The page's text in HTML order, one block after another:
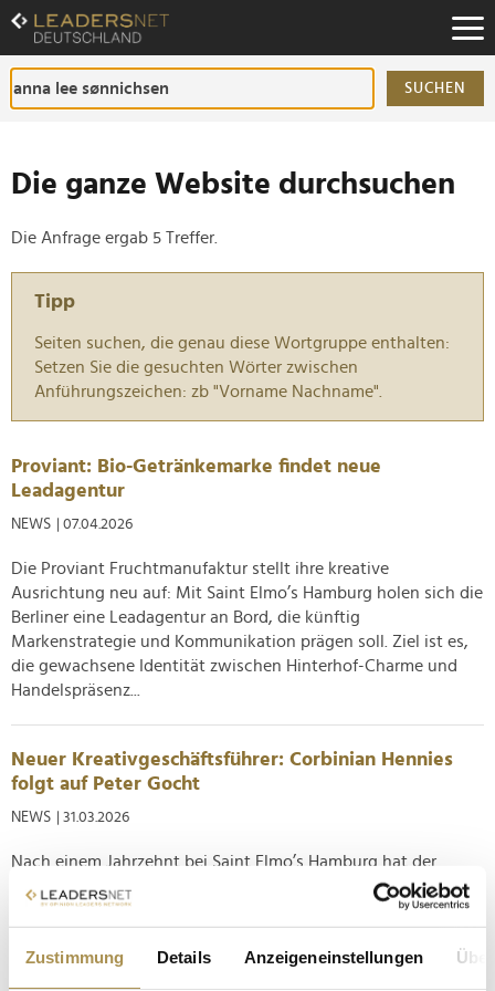
Zustimmung Details Anzeigeneinstellungen
Zum
Inhalt
Zur
Fußzeilen-
Navigation
SUCHEN
Die ganze Website durchsuchen
Die Anfrage ergab 5 Treffer.
Tipp
Seiten suchen, die genau diese Wortgruppe enthalten:
Setzen Sie die gesuchten Wörter zwischen
Anführungszeichen: zb "Vorname Nachname".
Proviant: Bio-Getränkemarke findet neue
Leadagentur
NEWS | 07.04.2026
Die Proviant Fruchtmanufaktur stellt ihre kreative
Ausrichtung neu auf: Mit Saint Elmo’s Hamburg holen sich die
Berliner eine Leadagentur an Bord, die künftig
Markenstrategie und Kommunikation prägen soll. Ziel ist es,
die gewachsene Identität zwischen Hinterhof-Charme und
Handelspräsenz...
Neuer Kreativgeschäftsführer: Corbinian Hennies
folgt auf Peter Gocht
NEWS | 31.03.2026
Nach einem Jahrzehnt bei Saint Elmo’s Hamburg hat der
bisherige Kreativgeschäftsführer Peter Gocht seinen Hut
genommen, um sich neuen Herausforderungen zu widmen.
Dach bereits gefunden und vorgestellt: Der zuletzt für Google